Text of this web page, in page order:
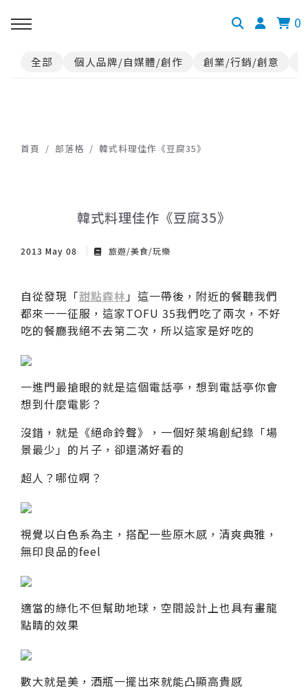
0
全部 個人品牌/自媒體/創作 創業/行銷/創意
首頁 部落格 韓式料理佳作《豆腐35》
韓式料理佳作《豆腐35》
2013 May 08 旅遊/美食/玩樂
自從發現「甜點森林」這一帶後，附近的餐聽我們
都來一一征服，這家TOFU 35我們吃了兩次，不好
吃的餐廳我絕不去第二次，所以這家是好吃的
一進門最搶眼的就是這個電話亭，想到電話亭你會
想到什麼電影？
沒錯，就是《絕命鈴聲》，一個好萊塢創紀錄「場
景最少」的片子，卻還滿好看的
超人？哪位啊？
視覺以白色系為主，搭配一些原木感，清爽典雅，
無印良品的feel
適當的綠化不但幫助地球，空間設計上也具有畫龍
點睛的效果
數大就是美，酒瓶一擺出來就能凸顯高貴感